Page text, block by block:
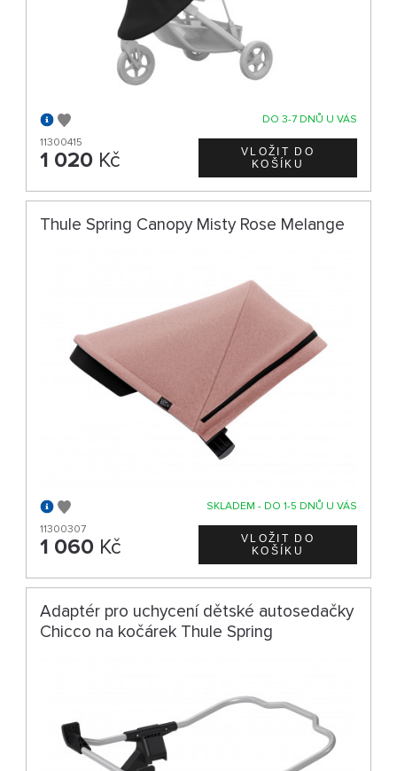
DO 3-7 DNŮ U VÁS
11300415
1 020 Kč
Thule Spring Canopy Misty Rose Melange
SKLADEM - DO 1-5 DNŮ U VÁS
11300307
1 060 Kč
Adaptér pro uchycení dětské autosedačky
Chicco na kočárek Thule Spring